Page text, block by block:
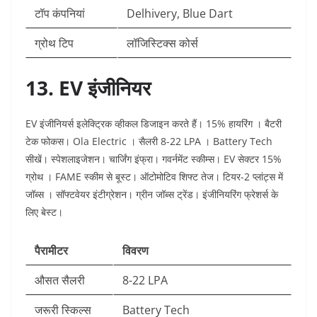
टॉप कंपनियां
Delhivery, Blue Dart ​
ग्रोथ टिप
लॉजिस्टिक्स कोर्स ​
13. EV इंजीनियर
EV इंजीनियर्स इलेक्ट्रिक व्हीकल डिजाइन करते हैं। 15% हायरिंग । बैटरी
टेक फोकस। Ola Electric । सैलरी 8-22 LPA । Battery Tech
सीखें। स्पेशलाइजेशन। चार्जिंग इंफ्रा। गवर्नमेंट स्कीम्स। EV सेक्टर 15%
ग्रोथ । FAME स्कीम से बूस्ट। ऑटोमोटिव शिफ्ट तेज। टियर-2 प्लांट्स में
जॉब्स । सॉफ्टवेयर इंटीग्रेशन। ग्रीन जॉब्स ट्रेंड। इंजीनियरिंग फ्रेशर्स के
लिए बेस्ट।​
पैरामीटर
विवरण
औसत सैलरी
8-22 LPA ​
जरूरी स्किल्स
Battery Tech ​